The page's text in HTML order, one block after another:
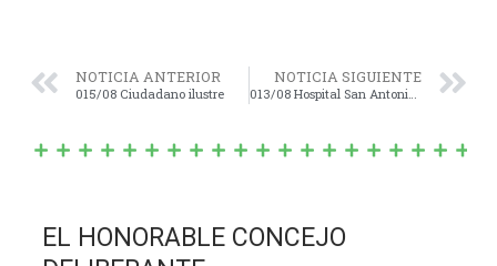
NOTICIA ANTERIOR
015/08 Ciudadano ilustre
NOTICIA SIGUIENTE
013/08 Hospital San Antonio Padua
EL HONORABLE CONCEJO